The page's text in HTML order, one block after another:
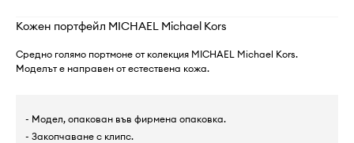
Кожен портфейл MICHAEL Michael Kors
Средно голямо портмоне от колекция MICHAEL Michael Kors.
Моделът е направен от естествена кожа.
- Модел, опакован във фирмена опаковка.
- Закопчаване с клипс.